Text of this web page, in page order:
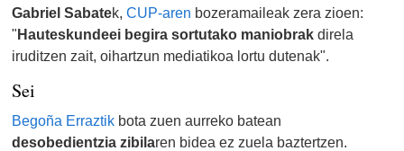
Gabriel Sabatek,CUP-aren bozeramaileak zera zioen:
"Hauteskundeei begira sortutako maniobrak direla
iruditzen zait, oihartzun mediatikoa lortu dutenak".
Sei
Begoña Erraztik bota zuen aurreko batean
desobedientzia zibilaren bidea ez zuela baztertzen.